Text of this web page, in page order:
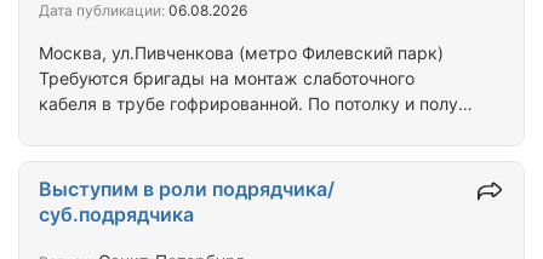
(сборка ВРУ, АВР, ЩР, ЩО, прокладка кабельных
Москва, ул.Пивченкова (метро Филевский парк)
Требуются бригады на монтаж слаботочного
кабеля в трубе гофрированной. По потолку и полу
Строящийся жилой дом, полотки не высокие 3,2 м.
Требуется проложить: АПС,СОУЭ – в МОПах
кабель в гофре, крепление металл. Можно на
Дата публикации: 06.08.2026
Выступим в роли подрядчика/
суб.подрядчика